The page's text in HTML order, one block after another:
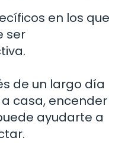
en los que
ser
de un largo día
casa, encender
ayudarte a